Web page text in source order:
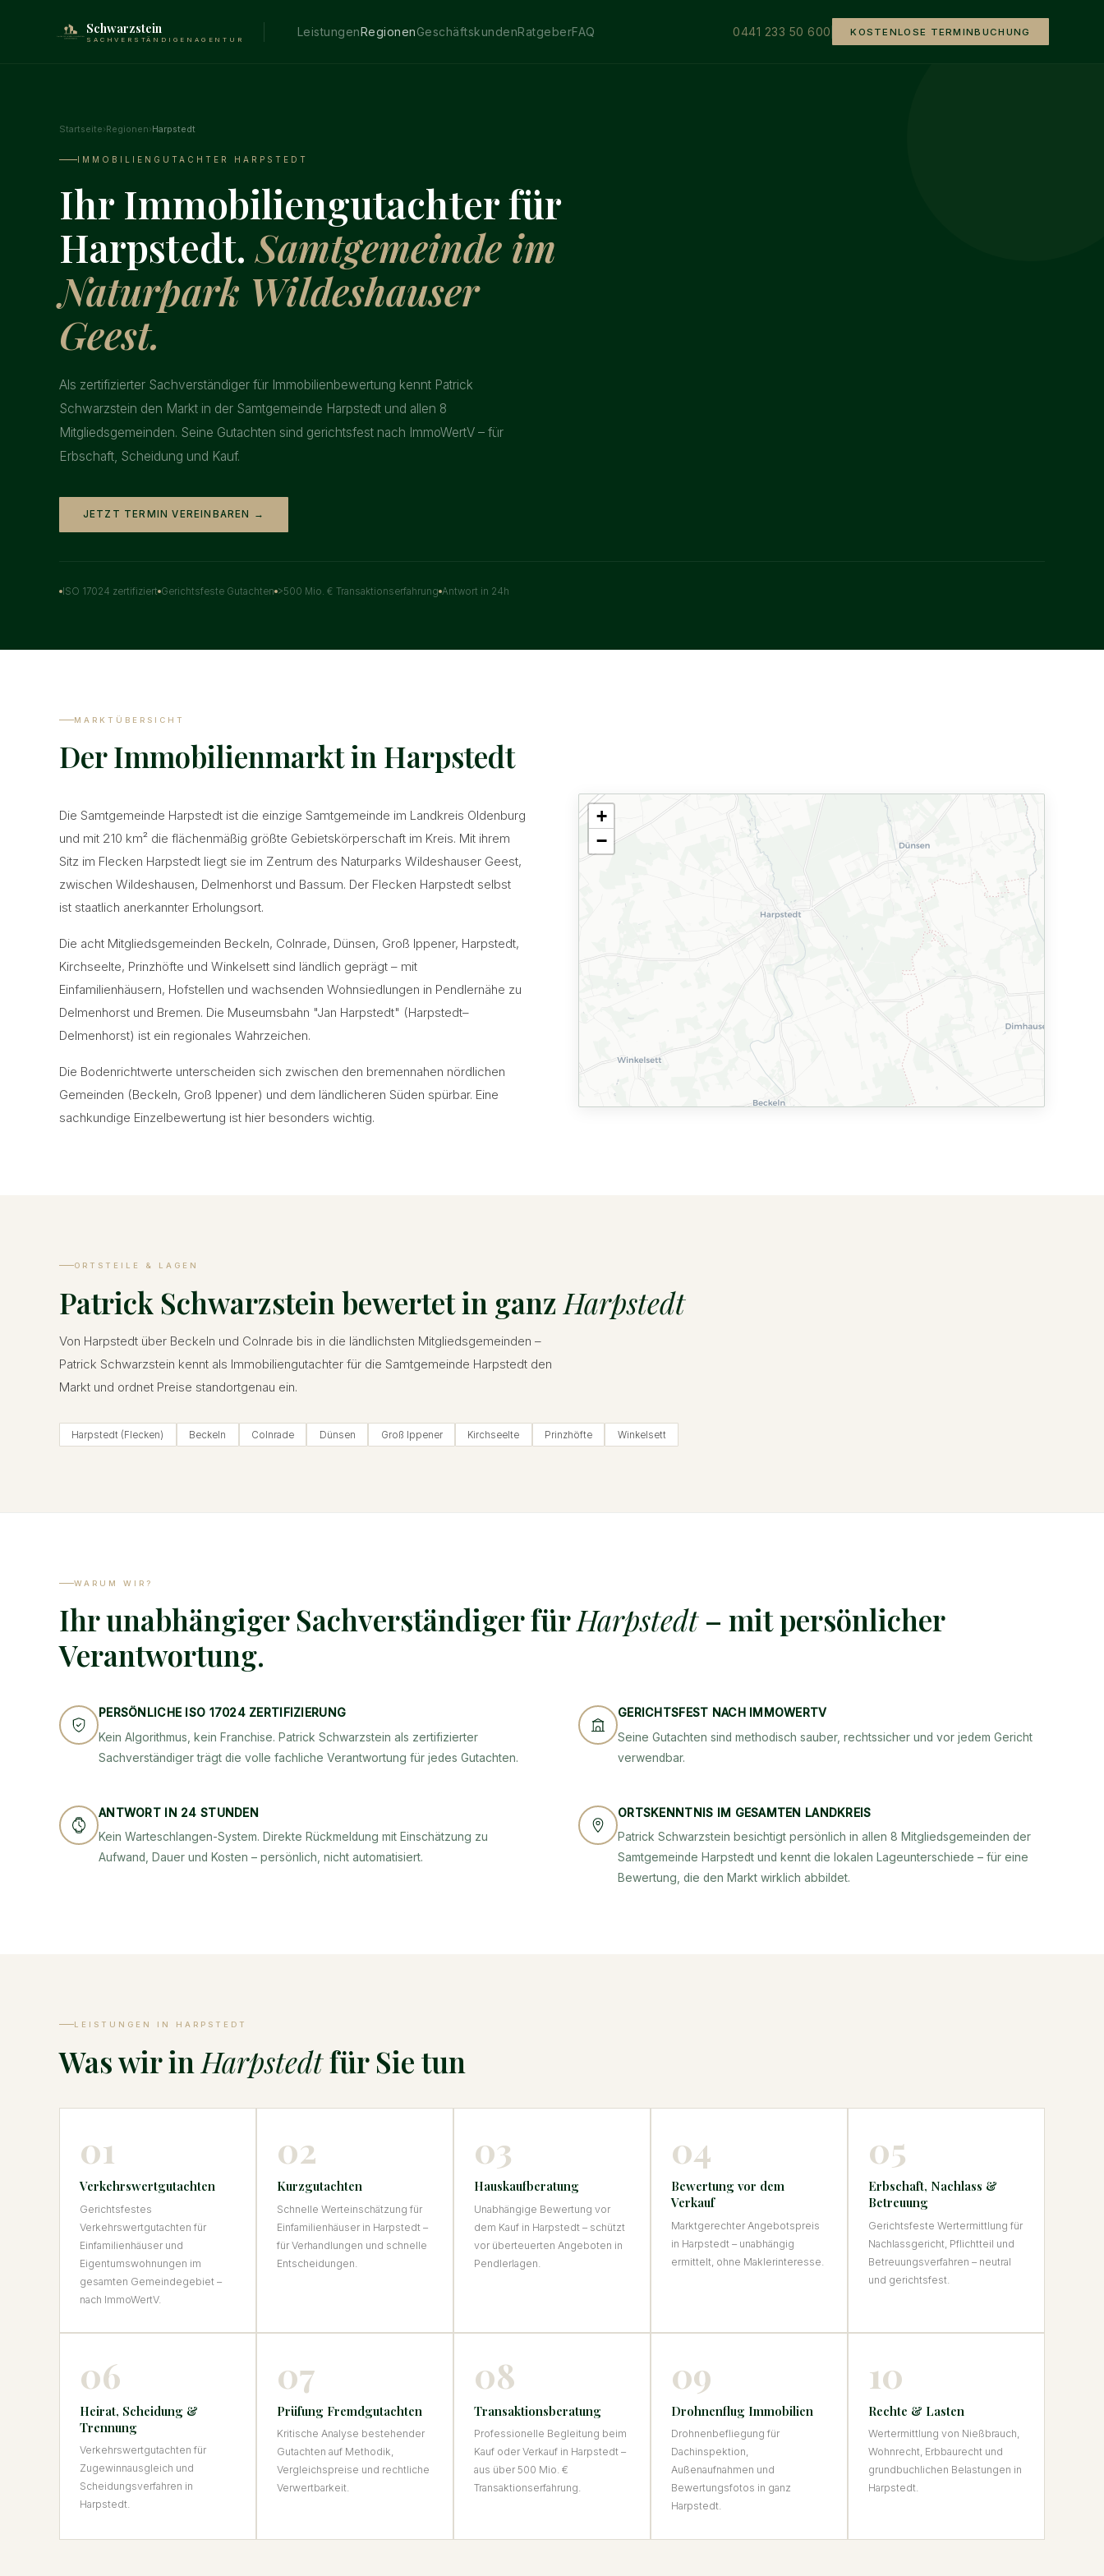
Schwarzstein
SACHVERSTÄNDIGENAGENTUR
LeistungenRegionenGeschäftskundenRatgeberFAQ 0441 233 50 600 KOSTENLOSE TERMINBUCHUNG
Startseite›Regionen›Harpstedt
IMMOBILIENGUTACHTER HARPSTEDT
Ihr Immobiliengutachter für
Harpstedt.Samtgemeinde im
Naturpark Wildeshauser
Geest.
Als zertifizierter Sachverständiger für Immobilienbewertung kennt Patrick
Schwarzstein den Markt in der Samtgemeinde Harpstedt und allen 8
Mitgliedsgemeinden. Seine Gutachten sind gerichtsfest nach ImmoWertV – für
Erbschaft, Scheidung und Kauf.
JETZT TERMIN VEREINBAREN →
ISO 17024 zertifiziert Gerichtsfeste Gutachten >500 Mio. € Transaktionserfahrung Antwort in 24h
MARKTÜBERSICHT
Der Immobilienmarkt in Harpstedt
Die Samtgemeinde Harpstedt ist die einzige Samtgemeinde im Landkreis Oldenburg
und mit 210 km² die flächenmäßig größte Gebietskörperschaft im Kreis. Mit ihrem
Sitz im Flecken Harpstedt liegt sie im Zentrum des Naturparks Wildeshauser Geest,
zwischen Wildeshausen, Delmenhorst und Bassum. Der Flecken Harpstedt selbst
ist staatlich anerkannter Erholungsort.
Die acht Mitgliedsgemeinden Beckeln, Colnrade, Dünsen, Groß Ippener, Harpstedt,
Kirchseelte, Prinzhöfte und Winkelsett sind ländlich geprägt – mit
Einfamilienhäusern, Hofstellen und wachsenden Wohnsiedlungen in Pendlernähe zu
Delmenhorst und Bremen. Die Museumsbahn "Jan Harpstedt" (Harpstedt–
Delmenhorst) ist ein regionales Wahrzeichen.
Die Bodenrichtwerte unterscheiden sich zwischen den bremennahen nördlichen
Gemeinden (Beckeln, Groß Ippener) und dem ländlicheren Süden spürbar. Eine
sachkundige Einzelbewertung ist hier besonders wichtig.
+
−
ORTSTEILE & LAGEN
Patrick Schwarzstein bewertet in ganz Harpstedt
Von Harpstedt über Beckeln und Colnrade bis in die ländlichsten Mitgliedsgemeinden –
Patrick Schwarzstein kennt als Immobiliengutachter für die Samtgemeinde Harpstedt den
Markt und ordnet Preise standortgenau ein.
Harpstedt (Flecken) Beckeln Colnrade Dünsen Groß Ippener Kirchseelte Prinzhöfte Winkelsett
WARUM WIR?
Ihr unabhängiger Sachverständiger fürHarpstedt– mit persönlicher
Verantwortung.
PERSÖNLICHE ISO 17024 ZERTIFIZIERUNG
Kein Algorithmus, kein Franchise. Patrick Schwarzstein als zertifizierter
Sachverständiger trägt die volle fachliche Verantwortung für jedes Gutachten.
GERICHTSFEST NACH IMMOWERTV
Seine Gutachten sind methodisch sauber, rechtssicher und vor jedem Gericht
verwendbar.
ANTWORT IN 24 STUNDEN
Kein Warteschlangen-System. Direkte Rückmeldung mit Einschätzung zu
Aufwand, Dauer und Kosten – persönlich, nicht automatisiert.
ORTSKENNTNIS IM GESAMTEN LANDKREIS
Patrick Schwarzstein besichtigt persönlich in allen 8 Mitgliedsgemeinden der
Samtgemeinde Harpstedt und kennt die lokalen Lageunterschiede – für eine
Bewertung, die den Markt wirklich abbildet.
LEISTUNGEN IN HARPSTEDT
Was wir in Harpstedtfür Sie tun
01
Verkehrswertgutachten
Gerichtsfestes
Verkehrswertgutachten für
Einfamilienhäuser und
Eigentumswohnungen im
gesamten Gemeindegebiet –
nach ImmoWertV.
02
Kurzgutachten
Schnelle Werteinschätzung für
Einfamilienhäuser in Harpstedt –
für Verhandlungen und schnelle
Entscheidungen.
03
Hauskaufberatung
Unabhängige Bewertung vor
dem Kauf in Harpstedt – schützt
vor überteuerten Angeboten in
Pendlerlagen.
04
Bewertung vor dem
Verkauf
Marktgerechter Angebotspreis
in Harpstedt – unabhängig
ermittelt, ohne Maklerinteresse.
05
Erbschaft, Nachlass &
Betreuung
Gerichtsfeste Wertermittlung für
Nachlassgericht, Pflichtteil und
Betreuungsverfahren – neutral
und gerichtsfest.
06
Heirat, Scheidung &
Trennung
Verkehrswertgutachten für
Zugewinnausgleich und
Scheidungsverfahren in
Harpstedt.
07
Prüfung Fremdgutachten
Kritische Analyse bestehender
Gutachten auf Methodik,
Vergleichspreise und rechtliche
Verwertbarkeit.
08
Transaktionsberatung
Professionelle Begleitung beim
Kauf oder Verkauf in Harpstedt –
aus über 500 Mio. €
Transaktionserfahrung.
09
Drohnenflug Immobilien
Drohnenbefliegung für
Dachinspektion,
Außenaufnahmen und
Bewertungsfotos in ganz
Harpstedt.
10
Rechte & Lasten
Wertermittlung von Nießbrauch,
Wohnrecht, Erbbaurecht und
grundbuchlichen Belastungen in
Harpstedt.